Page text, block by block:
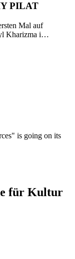
PILAT
Mal auf
Kharizma i…
is going on its
für Kultur